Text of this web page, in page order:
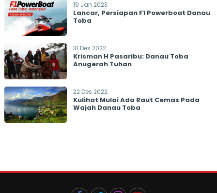
19 Jan 2023
Lancar, Persiapan F1 Powerboat Danau
Toba
31 Des 2022
Krisman H Pasaribu: Danau Toba
Anugerah Tuhan
22 Des 2022
Kulihat Mulai Ada Raut Cemas Pada
Wajah Danau Toba